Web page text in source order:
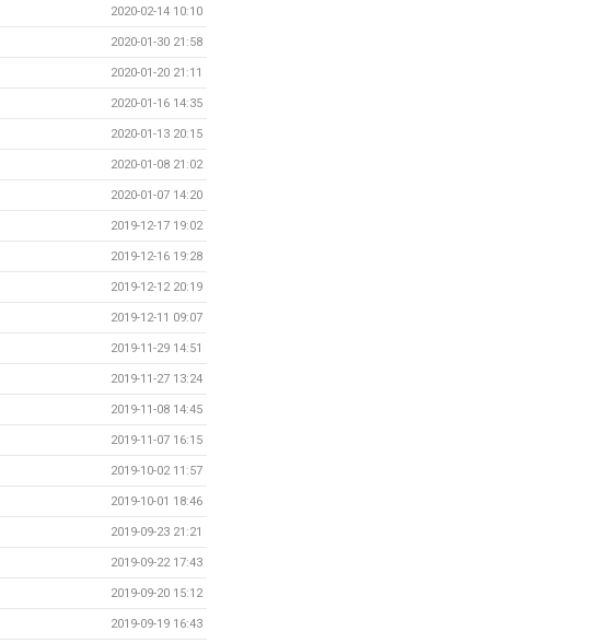
2020-02-14 10:10
2020-01-30 21:58
2020-01-20 21:11
2020-01-16 14:35
2020-01-13 20:15
2020-01-08 21:02
2020-01-07 14:20
2019-12-17 19:02
2019-12-16 19:28
2019-12-12 20:19
2019-12-11 09:07
2019-11-29 14:51
2019-11-27 13:24
2019-11-08 14:45
2019-11-07 16:15
2019-10-02 11:57
2019-10-01 18:46
2019-09-23 21:21
2019-09-22 17:43
2019-09-20 15:12
2019-09-19 16:43